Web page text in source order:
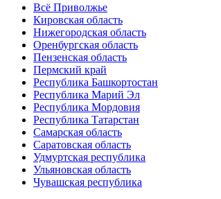
Всё Приволжье
Кировская область
Нижегородская область
Оренбургская область
Пензенская область
Пермский край
Республика Башкортостан
Республика Марий Эл
Республика Мордовия
Республика Татарстан
Самарская область
Саратовская область
Удмуртская республика
Ульяновская область
Чувашская республика